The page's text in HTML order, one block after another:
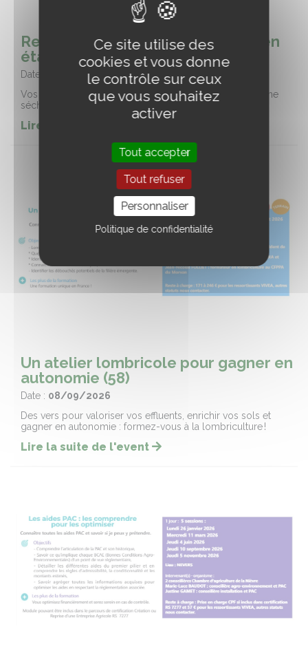
Remettre ses prairies naturelles en
état (58)
Date :
03/09/2026
Vos prairies naturelles peuvent être dégradées suite à une
sécheresse, un dégât de gibier, du surpâturage …
Lire la suite de l'event
Un atelier lombricole pour gagner en
autonomie (58)
Date : 08/09/2026
Des vers pour valoriser vos effluents, enrichir vos sols et
gagner en autonomie : formez-vous à la lombriculture !
Lire la suite de l'event
Ce site utilise des
cookies et vous donne
le contrôle sur ceux
que vous souhaitez
activer
Tout accepter
Tout refuser
Personnaliser
Politique de confidentialité